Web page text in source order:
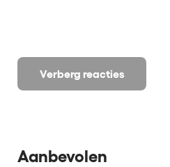
Verberg reacties
Aanbevolen